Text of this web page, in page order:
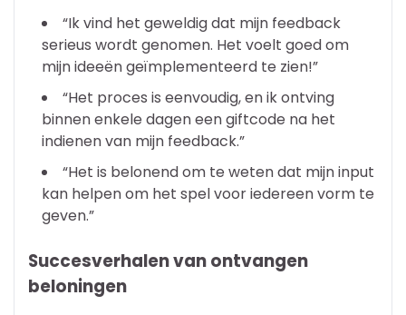
“Ik vind het geweldig dat mijn feedback
serieus wordt genomen. Het voelt goed om
mijn ideeën geïmplementeerd te zien!”
“Het proces is eenvoudig, en ik ontving
binnen enkele dagen een giftcode na het
indienen van mijn feedback.”
“Het is belonend om te weten dat mijn input
kan helpen om het spel voor iedereen vorm te
geven.”
Succesverhalen van ontvangen
beloningen